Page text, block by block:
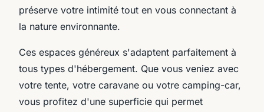
préserve votre intimité tout en vous connectant à
la nature environnante.
Ces espaces généreux s'adaptent parfaitement à
tous types d'hébergement. Que vous veniez avec
votre tente, votre caravane ou votre camping-car,
vous profitez d'une superficie qui permet